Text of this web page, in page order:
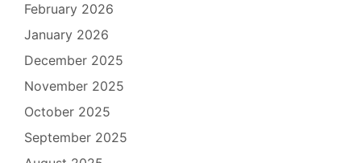
February 2026
January 2026
December 2025
November 2025
October 2025
September 2025